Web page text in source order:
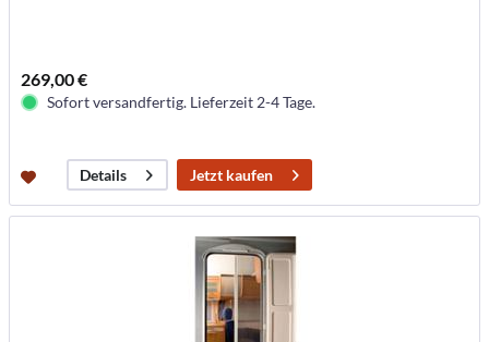
269,00 €
Sofort versandfertig. Lieferzeit 2-4 Tage.
Details Jetzt kaufen